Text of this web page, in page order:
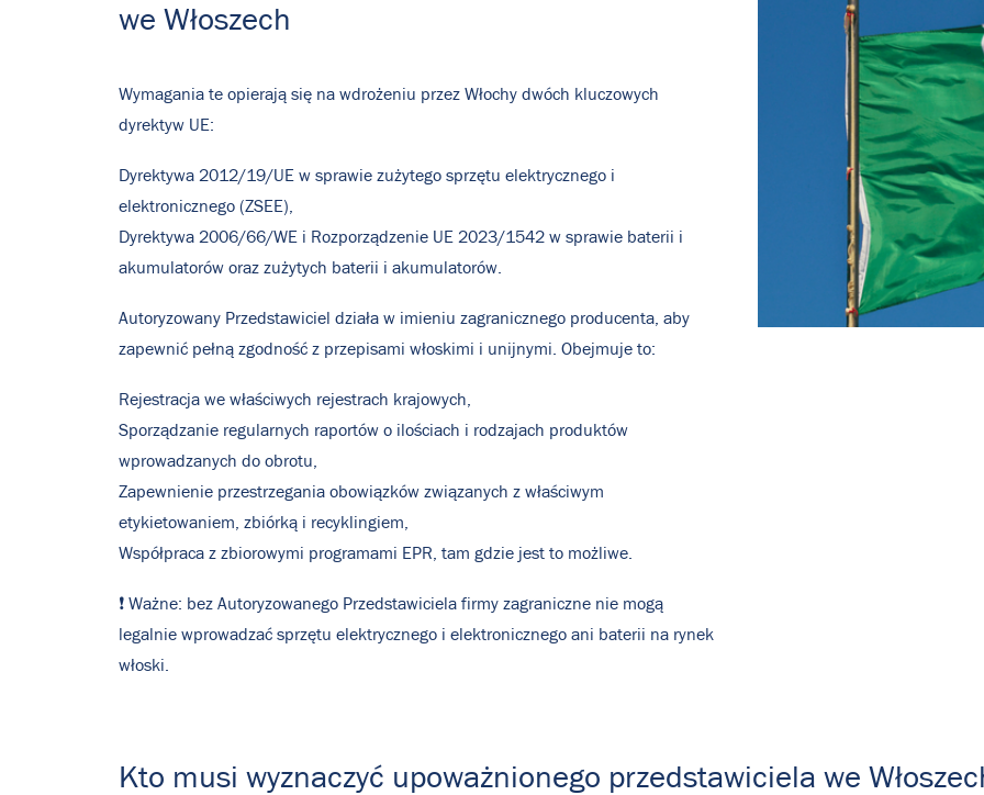
we Włoszech
Wymagania te opierają się na wdrożeniu przez Włochy dwóch kluczowych
dyrektyw UE:
Dyrektywa 2012/19/UE w sprawie zużytego sprzętu elektrycznego i
elektronicznego (ZSEE),
Dyrektywa 2006/66/WE i Rozporządzenie UE 2023/1542 w sprawie baterii i
akumulatorów oraz zużytych baterii i akumulatorów.
Autoryzowany Przedstawiciel działa w imieniu zagranicznego producenta, aby
zapewnić pełną zgodność z przepisami włoskimi i unijnymi. Obejmuje to:
Rejestracja we właściwych rejestrach krajowych,
Sporządzanie regularnych raportów o ilościach i rodzajach produktów
wprowadzanych do obrotu,
Zapewnienie przestrzegania obowiązków związanych z właściwym
etykietowaniem, zbiórką i recyklingiem,
Współpraca z zbiorowymi programami EPR, tam gdzie jest to możliwe.
❗ Ważne: bez Autoryzowanego Przedstawiciela firmy zagraniczne nie mogą
legalnie wprowadzać sprzętu elektrycznego i elektronicznego ani baterii na rynek
włoski.
Kto musi wyznaczyć upoważnionego przedstawiciela we